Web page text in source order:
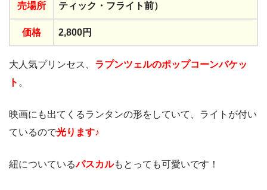
売場所
ティック・フライト前）
価格 2,800円
大人気プリンセス、 ラプンツェルのポップコーンバケッ
ト 。
映画にも出てくるランタンの形をしていて、ライトが付い
ているので光ります♪
紐についているパスカルもとっても可愛いです！